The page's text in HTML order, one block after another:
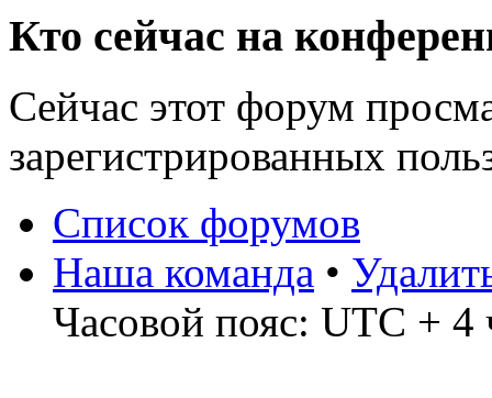
Кто сейчас на
Сейчас этот форум
зарегистрированных
Список форумов
Наша команда •
Часовой пояс: UTC + 4